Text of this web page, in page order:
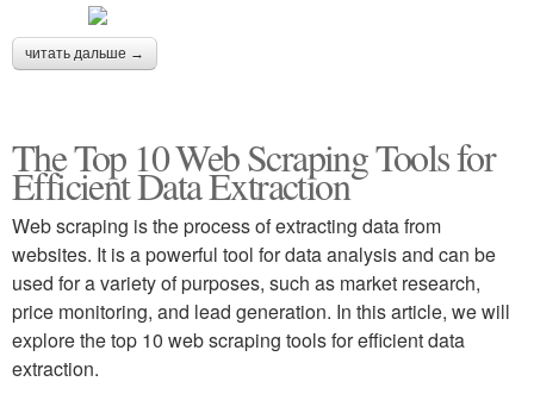
читать дальше →
The Top 10 Web Scraping Tools for
Efficient Data Extraction
Web scraping is the process of extracting data from
websites. It is a powerful tool for data analysis and can be
used for a variety of purposes, such as market research,
price monitoring, and lead generation. In this article, we will
explore the top 10 web scraping tools for efficient data
extraction.